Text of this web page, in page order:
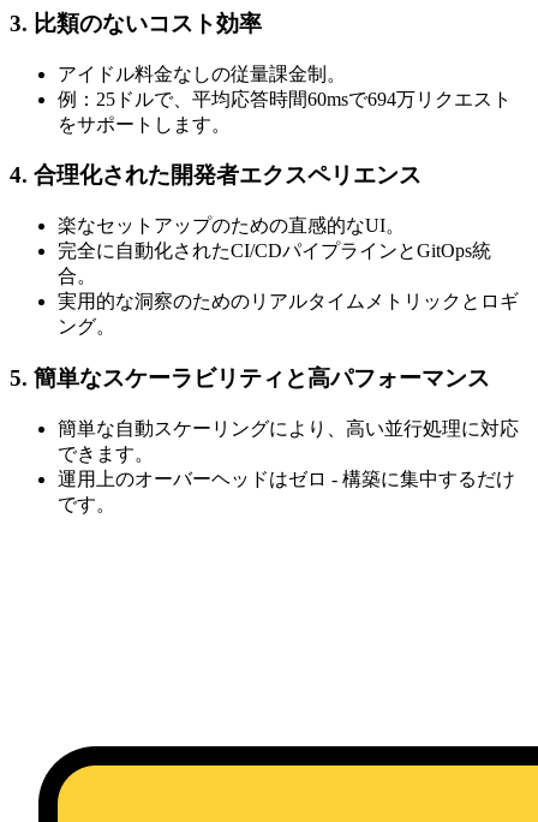
3. 比類のないコスト効率
アイドル料金なしの従量課金制。
例：25ドルで、平均応答時間60msで694万リクエスト
をサポートします。
4. 合理化された開発者エクスペリエンス
楽なセットアップのための直感的なUI。
完全に自動化されたCI/CDパイプラインとGitOps統
合。
実用的な洞察のためのリアルタイムメトリックとロギ
ング。
5. 簡単なスケーラビリティと高パフォーマンス
簡単な自動スケーリングにより、高い並行処理に対応
できます。
運用上のオーバーヘッドはゼロ - 構築に集中するだけ
です。